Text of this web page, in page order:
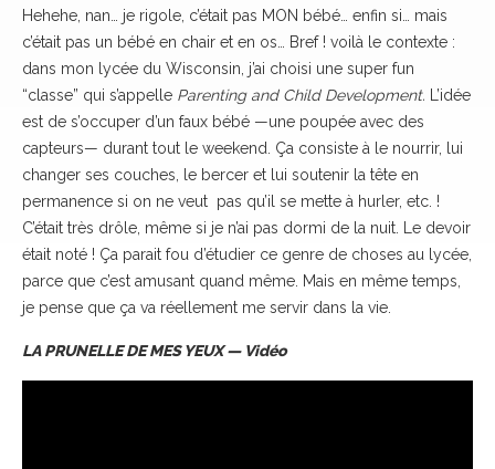
Hehehe, nan… je rigole, c’était pas MON bébé… enfin si… mais
c’était pas un bébé en chair et en os… Bref ! voilà le contexte :
dans mon lycée du Wisconsin, j’ai choisi une super fun
“classe” qui s’appelle Parenting and Child Development. L’idée
est de s’occuper d’un faux bébé —une poupée avec des
capteurs— durant tout le weekend. Ça consiste à le nourrir, lui
changer ses couches, le bercer et lui soutenir la tête en
permanence si on ne veut pas qu’il se mette à hurler, etc. !
C’était très drôle, même si je n’ai pas dormi de la nuit. Le devoir
était noté ! Ça parait fou d’étudier ce genre de choses au lycée,
parce que c’est amusant quand même. Mais en même temps,
je pense que ça va réellement me servir dans la vie.
LA PRUNELLE DE MES YEUX — Vidéo